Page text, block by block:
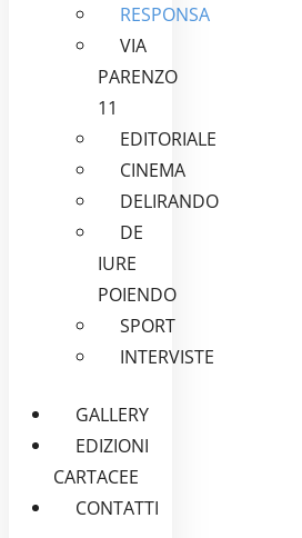
RESPONSA
VIA
PARENZO
11
EDITORIALE
CINEMA
DELIRANDO
DE
IURE
POIENDO
SPORT
INTERVISTE
GALLERY
EDIZIONI
CARTACEE
CONTATTI